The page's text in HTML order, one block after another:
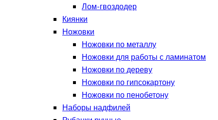
Лом-гвоздодер
Киянки
Ножовки
Ножовки по металлу
Ножовки для работы с ламинатом
Ножовки по дереву
Ножовки по гипсокартону
Ножовки по пенобетону
Наборы надфилей